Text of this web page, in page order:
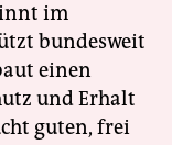
im
bundesweit
einen
und Erhalt
guten, frei